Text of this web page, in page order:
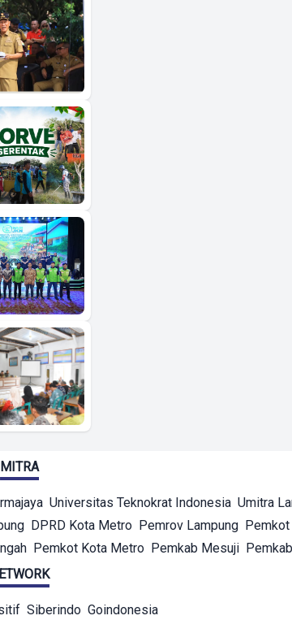
MITRA
Universitas Teknokrat Indonesia Umitra
DPRD Kota Metro Pemrov Lampung Pemkot
Pemkot Kota Metro Pemkab Mesuji
Siberindo Goindonesia